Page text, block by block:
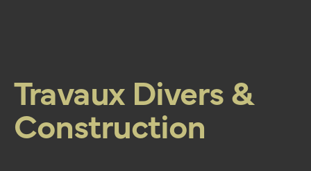
Travaux Divers &
Construction